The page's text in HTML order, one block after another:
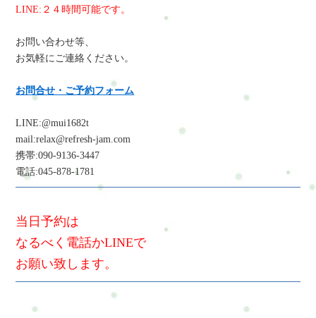
LINE:２４時間可能です。
お問い合わせ等、
お気軽にご連絡ください。
お問合せ・ご予約フォーム
LINE:@mui1682t
mail:relax@refresh-jam.com
携帯:090-9136-3447
電話:045-878-1781
当日予約は
なるべく電話かLINEで
お願い致します。